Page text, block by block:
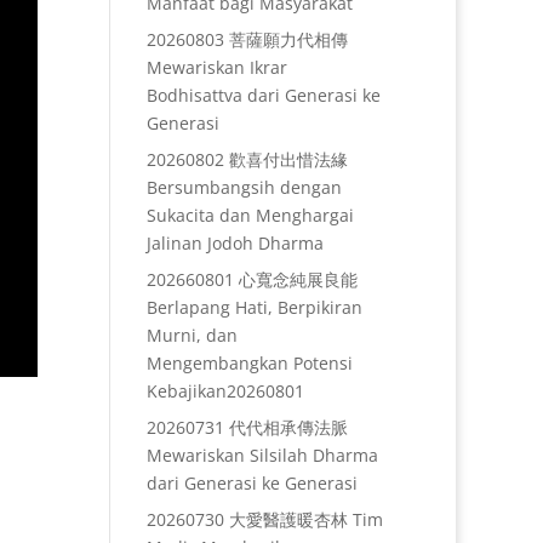
20260803 菩薩願力代相傳
Mewariskan Ikrar
Bodhisattva dari Generasi ke
Generasi
20260802 歡喜付出惜法緣
Bersumbangsih dengan
Sukacita dan Menghargai
Jalinan Jodoh Dharma
202660801 心寬念純展良能
Berlapang Hati, Berpikiran
Murni, dan
Mengembangkan Potensi
Kebajikan20260801
20260731 代代相承傳法脈
Mewariskan Silsilah Dharma
dari Generasi ke Generasi
20260730 大愛醫護暖杏林 Tim